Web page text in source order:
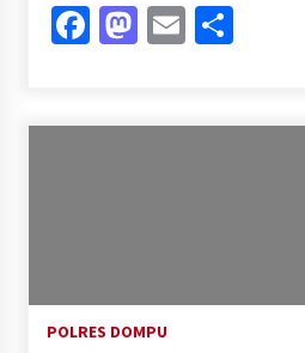
Facebook
Mastodon
EmailShare
POLRES DOMPU